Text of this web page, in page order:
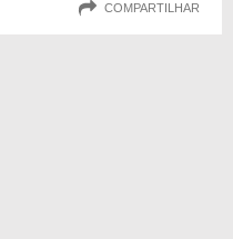
COMPARTILHAR